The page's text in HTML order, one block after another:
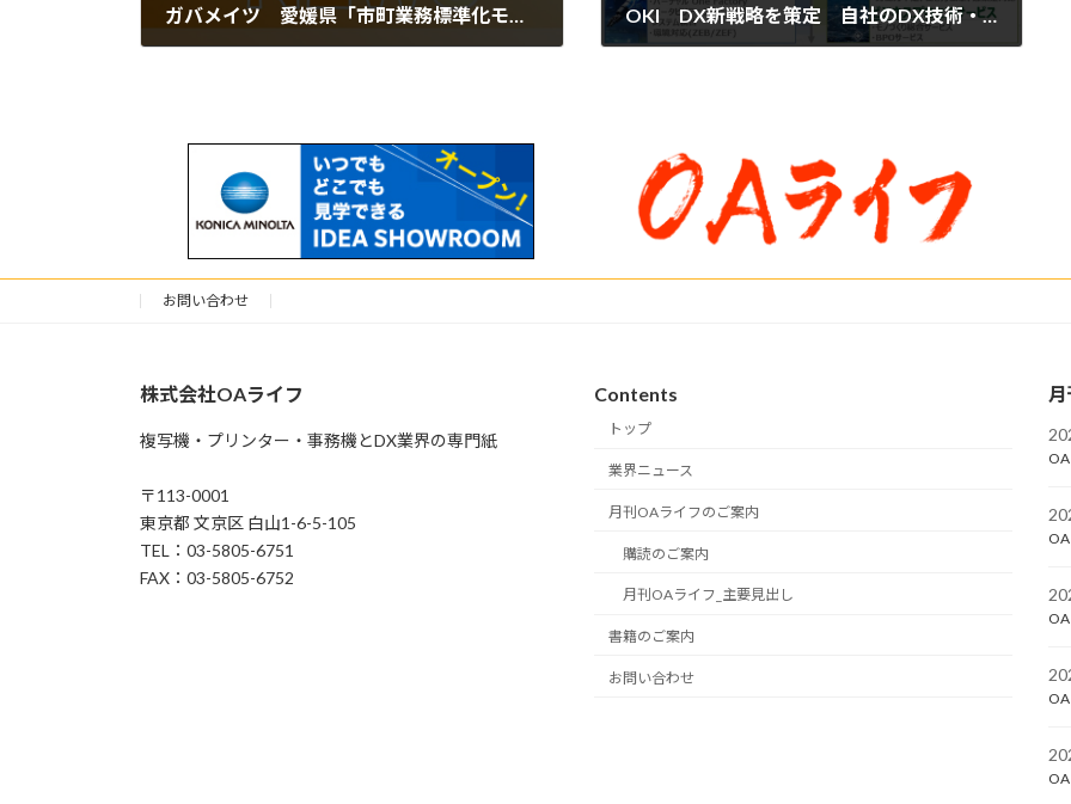
OKI DX新戦略を策定 自社のDX技術・プロセスを強化してお客様に提供
お問い合わせ
株式会社OAライフ
複写機・プリンター・事務機とDX業界の専門紙
〒113-0001
東京都 文京区 白山1-6-5-105
TEL：03-5805-6751
FAX：03-5805-6752
Contents
トップ
業界ニュース
月刊OAライフのご案内
購読のご案内
月刊OAライフ_主要見出し
書籍のご案内
お問い合わせ